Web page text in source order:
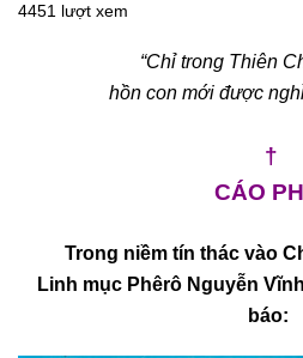
4451 lượt xem
“Chỉ trong Thiên
hồn con mới được
(Tv
†
CÁO
Trong niềm tín thác vào
Linh mục Phêrô Nguyễn
báo: